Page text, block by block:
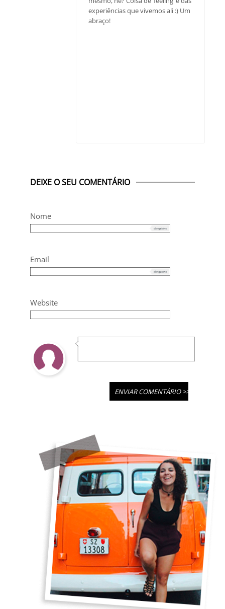
experiências que vivemos ali :) Um
abraço!
DEIXE O SEU COMENTÁRIO
Nome
Email
Website